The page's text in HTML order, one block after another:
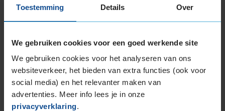
Toestemming Details Over
We gebruiken cookies voor een goed werkende site
We gebruiken cookies voor het analyseren van ons
websiteverkeer, het bieden van extra functies (ook voor
social media) en het relevanter maken van
advertenties. Meer info lees je in onze
privacyverklaring.
215/55R17 98V EXTRALOAD
225/45R17 91H RUNFLAT
225/45R17 91H RUNFLAT
225/45R17 94H EXTRALOAD
225/45R17 94V EXTRALOAD
225/50R17 94H
225/50R17 94H RUNFLAT